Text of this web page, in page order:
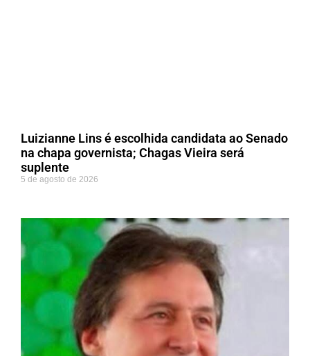
Luizianne Lins é escolhida candidata ao Senado
na chapa governista; Chagas Vieira será
suplente
5 de agosto de 2026